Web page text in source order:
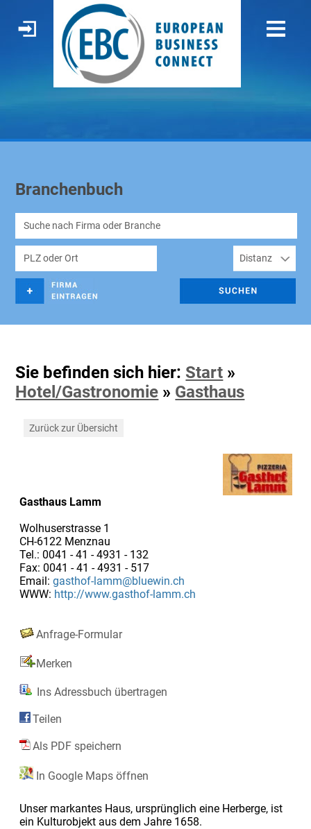
Branchenbuch
Sie befinden sich hier: Start »
Hotel/Gastronomie » Gasthaus
Zurück zur Übersicht
Gasthaus Lamm
Wolhuserstrasse 1
CH-6122 Menznau
Tel.: 0041 - 41 - 4931 - 132
Fax: 0041 - 41 - 4931 - 517
Email: gasthof-lamm@bluewin.ch
WWW: http://www.gasthof-lamm.ch
Anfrage-Formular
Merken
Ins Adressbuch übertragen
Teilen
Als PDF speichern
In Google Maps öffnen
Unser markantes Haus, ursprünglich eine Herberge, ist
ein Kulturobjekt aus dem Jahre 1658.